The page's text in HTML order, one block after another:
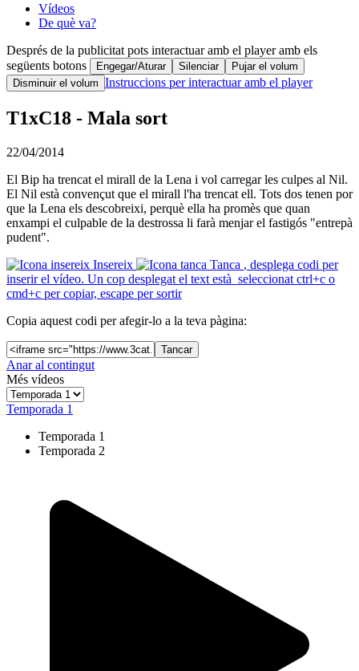
Vídeos
De què va?
Després de la publicitat pots interactuar amb el player amb els
següents botons
Engegar/Aturar Silenciar
Pujar el volum
Disminuir el volum Instruccions per interactuar amb el player
T1xC18 - Mala sort
22/04/2014
El Bip ha trencat el mirall de la Lena i vol carregar les culpes al Nil.
El Nil està convençut que el mirall l'ha trencat ell. Tots dos tenen por
que la Lena els descobreixi, perquè ella ha promès que quan
enxampi el culpable de la destrossa li farà menjar el fastigós "entrepà
pudent".
Insereix
Tanca , desplega codi per
inserir el vídeo. Un cop desplegat el text està seleccionat ctrl+c o
cmd+c per copiar, escape per sortir
Copia aquest codi per afegir-lo a la teva pàgina:
Tancar
Anar al contingut
Més vídeos
Temporada 1
Temporada 1
Temporada 2